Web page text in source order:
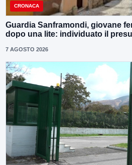
CRONACA
Guardia Sanframondi, giovane
dopo una lite: individuato il
7 AGOSTO 2026